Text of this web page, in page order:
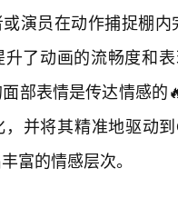
演员在动作捕捉棚
了动画的流畅度和
部表情是传达情感
，并将其精准地驱动
富的情感层次。